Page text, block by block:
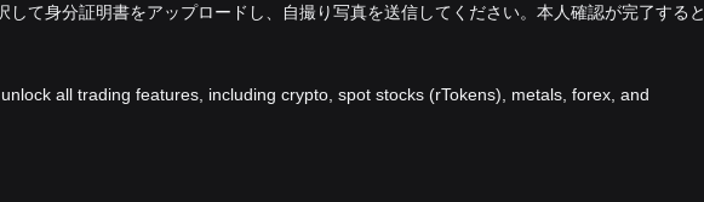
して身分証明書をアップロードし、自撮り写真を送信してください。本人確認が完了すると
all trading features, including crypto, spot stocks (rTokens), metals, forex, and